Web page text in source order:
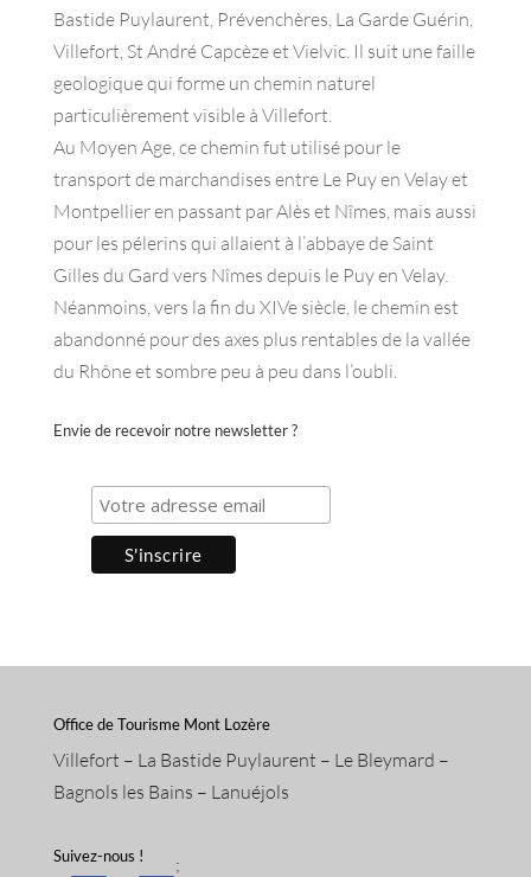
Bastide Puylaurent, Prévenchères, La Garde Guérin,
Villefort, St André Capcèze et Vielvic. Il suit une faille
geologique qui forme un chemin naturel
particulièrement visible à Villefort.
Au Moyen Age, ce chemin fut utilisé pour le
transport de marchandises entre Le Puy en Velay et
Montpellier en passant par Alès et Nîmes, mais aussi
pour les pélerins qui allaient à l’abbaye de Saint
Gilles du Gard vers Nîmes depuis le Puy en Velay.
Néanmoins, vers la fin du XIVe siècle, le chemin est
abandonné pour des axes plus rentables de la vallée
du Rhône et sombre peu à peu dans l’oubli.
Envie de recevoir notre newsletter ?
Office de Tourisme Mont Lozère
Villefort – La Bastide Puylaurent – Le Bleymard –
Bagnols les Bains – Lanuéjols
Suivez-nous ! ;